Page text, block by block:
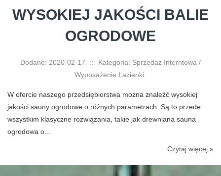
WYSOKIEJ JAKOŚCI BALIE
OGRODOWE
Dodane: 2020-02-17 ::
Kategoria: Sprzedaż Interntowa /
Wyposażenie Łazienki
W ofercie naszego przedsiębiorstwa można znaleźć wysokiej
jakości sauny ogrodowe o różnych parametrach. Są to przede
wszystkim klasyczne rozwiązania, takie jak drewniana sauna
ogrodowa o...
Czytaj więcej »